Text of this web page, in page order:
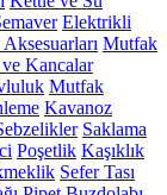
Elektrikli
Mutfak
ve Kancalar
Mutfak
Kavanoz
Saklama
Poşetlik Kaşıklık
Sefer Tası